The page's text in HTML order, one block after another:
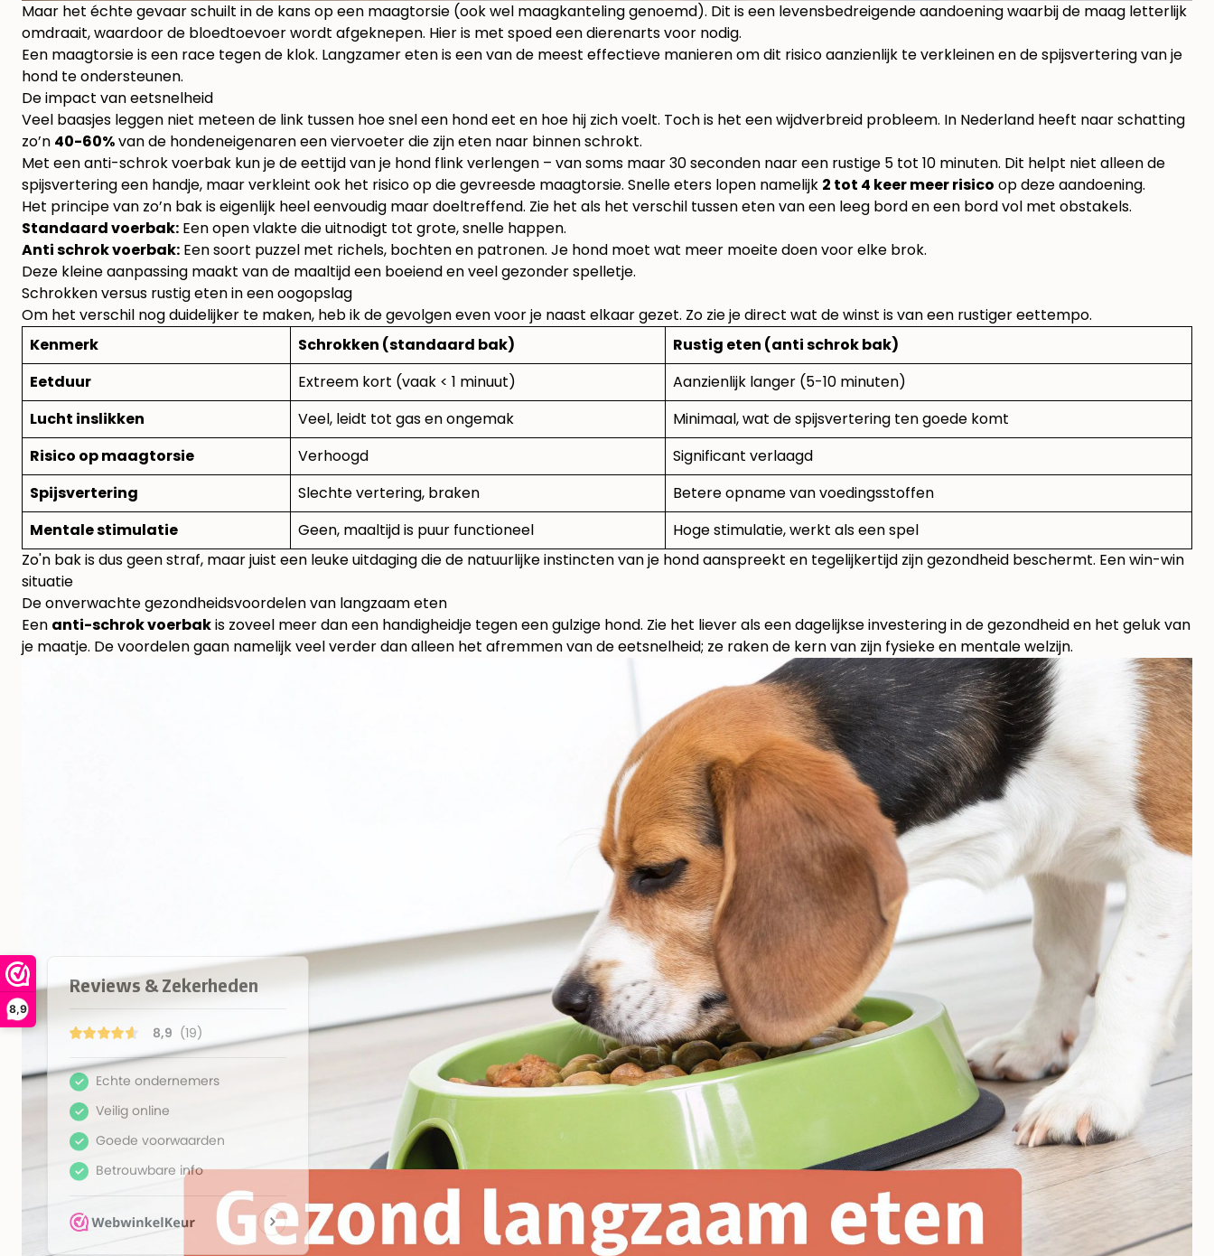
8,9
Maar het échte gevaar schuilt in de kans op een maagtorsie (ook wel maagkanteling genoemd). Dit is een levensbedreigende aandoening waarbij de maag letterlijk
omdraait, waardoor de bloedtoevoer wordt afgeknepen. Hier is met spoed een dierenarts voor nodig.
Een maagtorsie is een race tegen de klok. Langzamer eten is een van de meest effectieve manieren om dit risico aanzienlijk te verkleinen en de spijsvertering van je
hond te ondersteunen.
De impact van eetsnelheid
Veel baasjes leggen niet meteen de link tussen hoe snel een hond eet en hoe hij zich voelt. Toch is het een wijdverbreid probleem. In Nederland heeft naar schatting
zo’n 40-60%van de hondeneigenaren een viervoeter die zijn eten naar binnen schrokt.
Met een anti-schrok voerbak kun je de eettijd van je hond flink verlengen – van soms maar 30 seconden naar een rustige 5 tot 10 minuten. Dit helpt niet alleen de
spijsvertering een handje, maar verkleint ook het risico op die gevreesde maagtorsie. Snelle eters lopen namelijk 2 tot 4 keer meer risico op deze aandoening.
Het principe van zo’n bak is eigenlijk heel eenvoudig maar doeltreffend. Zie het als het verschil tussen eten van een leeg bord en een bord vol met obstakels.
Standaard voerbak: Een open vlakte die uitnodigt tot grote, snelle happen.
Anti schrok voerbak: Een soort puzzel met richels, bochten en patronen. Je hond moet wat meer moeite doen voor elke brok.
Deze kleine aanpassing maakt van de maaltijd een boeiend en veel gezonder spelletje.
Schrokken versus rustig eten in een oogopslag
Om het verschil nog duidelijker te maken, heb ik de gevolgen even voor je naast elkaar gezet. Zo zie je direct wat de winst is van een rustiger eettempo.
Kenmerk
Schrokken (standaard bak)
Rustig eten (anti schrok bak)
Eetduur
Extreem kort (vaak < 1 minuut)
Aanzienlijk langer (5-10 minuten)
Lucht inslikken
Veel, leidt tot gas en ongemak
Minimaal, wat de spijsvertering ten goede komt
Risico op maagtorsie
Verhoogd
Significant verlaagd
Spijsvertering
Slechte vertering, braken
Betere opname van voedingsstoffen
Mentale stimulatie
Geen, maaltijd is puur functioneel
Hoge stimulatie, werkt als een spel
Zo'n bak is dus geen straf, maar juist een leuke uitdaging die de natuurlijke instincten van je hond aanspreekt en tegelijkertijd zijn gezondheid beschermt. Een win-win
situatie
De onverwachte gezondheidsvoordelen van langzaam eten
Een anti-schrok voerbakis zoveel meer dan een handigheidje tegen een gulzige hond. Zie het liever als een dagelijkse investering in de gezondheid en het geluk van
je maatje. De voordelen gaan namelijk veel verder dan alleen het afremmen van de eetsnelheid; ze raken de kern van zijn fysieke en mentale welzijn.